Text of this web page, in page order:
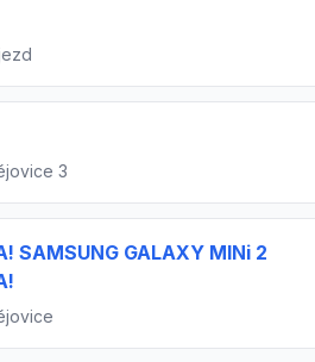
3
SAMSUNG GALAXY MINi 2